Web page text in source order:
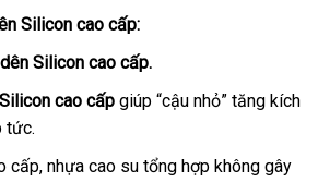
Silicon cao cấp:
Silicon cao cấp.
cao cấp giúp “cậu nhỏ” tăng kích
tức.
cấpđánh
, nhựa cao su tổng hợp không gây